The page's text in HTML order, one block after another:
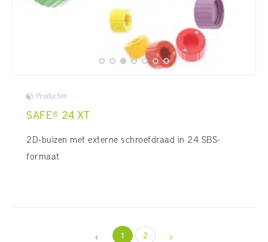
Producten
SAFE® 24 XT
2D-buizen met externe schroefdraad in 24 SBS-
formaat
1 2